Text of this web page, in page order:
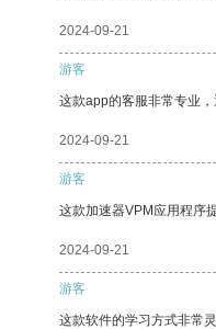
2024-09-21
游客
这款app的客服非常专业
2024-09-21
游客
这款加速器VPM应用程序
2024-09-21
游客
这款软件的学习方式非常